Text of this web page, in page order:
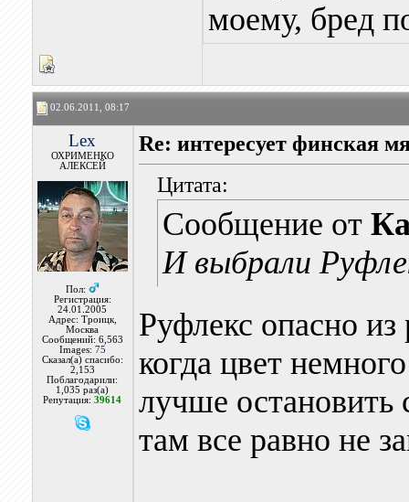
моему, бред
02.06.2011, 08:17
Lex
ОХРИМЕНКО
АЛЕКСЕЙ
Пол:
Регистрация:
24.01.2005
Адрес: Троицк,
Москва
Сообщений: 6,563
Images: 75
Сказал(а) спасибо:
2,153
Поблагодарили:
1,035 раз(а)
Репутация:39614
Re: интересует финская
Цитата:
Сообщение от
И выбрали
Руфлекс опасно
когда цвет
лучше остановить
там все равно не